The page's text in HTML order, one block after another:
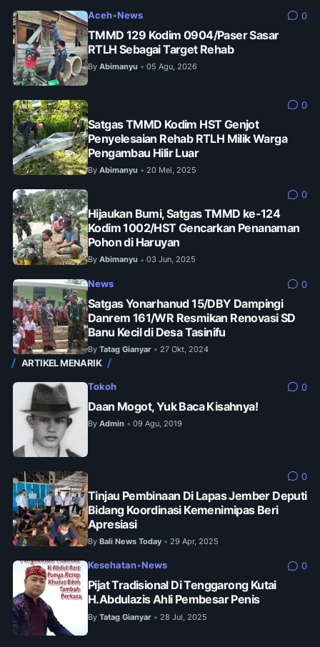
Aceh•News 0
TMMD 129 Kodim 0904/Paser Sasar
RTLH Sebagai Target Rehab
By Abimanyu • 05 Agu, 2026
0
Satgas TMMD Kodim HST Genjot
Penyelesaian Rehab RTLH Milik Warga
Pengambau Hilir Luar
By Abimanyu • 20 Mei, 2025
0
Hijaukan Bumi, Satgas TMMD ke-124
Kodim 1002/HST Gencarkan Penanaman
Pohon di Haruyan
By Abimanyu • 03 Jun, 2025
News 0
Satgas Yonarhanud 15/DBY Dampingi
Danrem 161/WR Resmikan Renovasi SD
Banu Kecil di Desa Tasinifu
By Tatag Gianyar • 27 Okt, 2024
ARTIKEL MENARIK
Tokoh 0
Daan Mogot, Yuk Baca Kisahnya!
By Admin • 09 Agu, 2019
0
Tinjau Pembinaan Di Lapas Jember Deputi
Bidang Koordinasi Kemenimipas Beri
Apresiasi
By Bali News Today • 29 Apr, 2025
Kesehatan•News 0
Pijat Tradisional Di Tenggarong Kutai
H.Abdulazis Ahli Pembesar Penis
By Tatag Gianyar • 28 Jul, 2025